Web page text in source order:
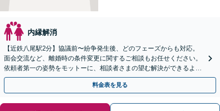
内縁解消
【近鉄八尾駅2分】協議前〜紛争発生後、どのフェーズからも対応。
面会交流など、離婚時の条件変更に関するご相談もお任せください。
依頼者第一の姿勢をモットーに、相談者さまの望む解決ができるよう
柔軟に対応いたします【夜間・休日相談OK】
料金表を見る